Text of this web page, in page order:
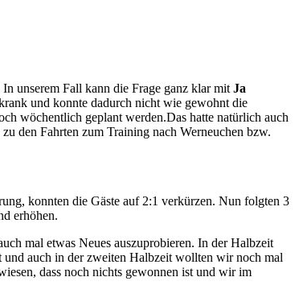
unserem Fall kann die Frage ganz klar mitJa
und konnte dadurch nicht wie gewohnt die
wöchentlich geplant werden.Das hatte natürlich auch
den Fahrten zum Training nach Werneuchen bzw.
konnten die Gäste auf 2:1 verkürzen. Nun folgten 3
erhöhen.
mal etwas Neues auszuprobieren. In der Halbzeit
und auch in der zweiten Halbzeit wollten wir noch mal
dass noch nichts gewonnen ist und wir im